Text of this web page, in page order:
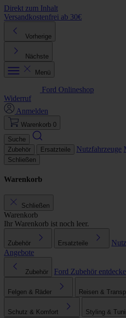
Direkt zum Inhalt
Versandkostenfrei ab 30€
Vorherige
Nächste
Menü
Ford Onlineshop
Widerruf
Anmelden
Warenkorb 0
Suche
Zubehör
Ersatzteile Nutzfahrzeuge
Schließen
Warenkorb
Schließen
Warenkorb
Ihr Warenkorb ist noch leer.
Zubehör Ersatzteile
Angebote
Zubehör Ford Zubehör
Felgen & Räder Reisen &
Schutz & Komfort Styling &